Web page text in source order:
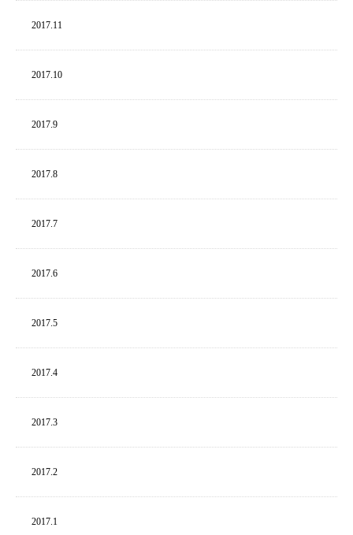
2017. 11
2017. 10
2017. 9
2017. 8
2017. 7
2017. 6
2017. 5
2017. 4
2017. 3
2017. 2
2017. 1